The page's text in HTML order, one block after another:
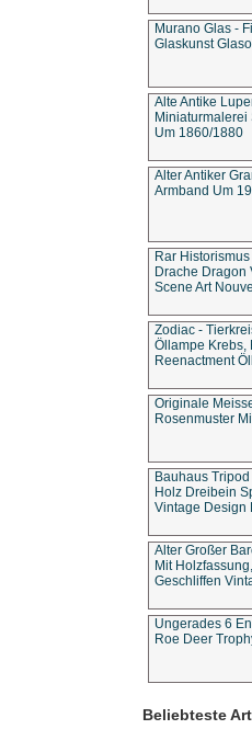
Murano Glas -
Glaskunst
Alte Antike
Um 1860/1880
Alter Antiker
Armband Um
Rar Historismus
Drache Dragon
Scene Art
Zodiac -
Öllampe Krebs,
Reenactment
Originale
Rosenmuster
Bauhaus
Holz Dreibein
Vintage Design
Alter Großer
Mit
Geschliffen
Ungerades 6
Roe Deer
Beliebteste